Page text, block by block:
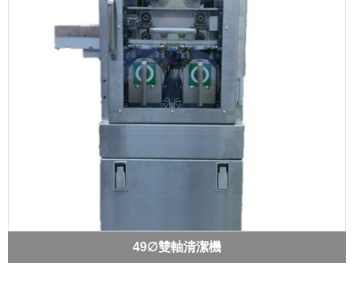
49∅雙軸清潔機